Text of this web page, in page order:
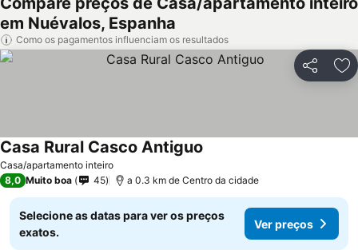
em Nuévalos, Espanha
Como os pagamentos influenciam os resultados
Partilhar
Casa/apartamento inteiro
Casa Rural Casco Antiguo
8,0 Muito boa 45 a 0.3 km de Centro da cidade
Selecione as datas para ver os preços
exatos.
Ver preços